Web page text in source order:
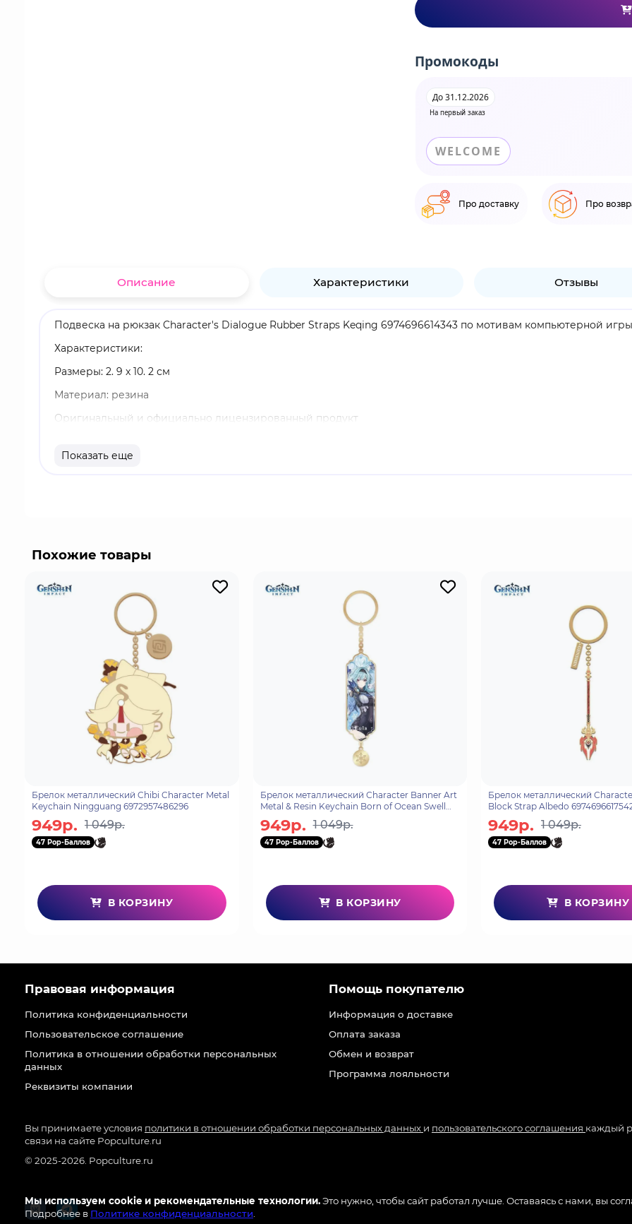
Промокоды
На первый заказ
До 31.12.2026
WELCOME
Про доставку Про
Описание Характеристики Отзывы
Подвеска на рюкзак Character's Dialogue Rubber Straps Keqing 6974696614343 по мотивам компьютерной
Характеристики:
Размеры: 2. 9 x 10. 2 см
Материал: резина
Оригинальный и официально лицензированный продукт
Кэ Цин - играбельный Электро персонаж в "Genshin Impact". Нрав и взгляды Кэ Цин многим могут не
Показать еще
Похожие товары
Брелок металлический Chibi Character Metal
Keychain Ningguang 6972957486296
949р. 1 049р.
47 Pop-Баллов
В КОРЗИНУ
Брелок металлический Character Banner Art
Metal & Resin Keychain Born of Ocean Swell
949р. 1 049р.
47 Pop-Баллов
В КОРЗИНУ
Брелок металлический
Block Strap Albedo
949р. 1 049р.
47 Pop-Баллов
В КОРЗИНУ
Мы используем cookie и рекомендательные технологии.Это нужно, чтобы сайт работал лучше. Оставаясь с нами, вы
Подробнее в Политике конфиденциальности
Правовая информация
Политика конфиденциальности
Пользовательское соглашение
Политика в отношении обработки персональных
данных
Реквизиты компании
Помощь покупателю
Информация о доставке
Оплата заказа
Обмен и возврат
Программа лояльности
Вы принимаете условия политики в отношении обработки персональных данных и пользовательского соглашения каждый
связи на сайте Popculture.ru
© 2025-2026. Popculture.ru